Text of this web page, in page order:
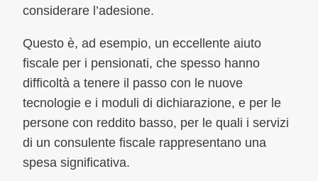
considerare l’adesione.
Questo è, ad esempio, un eccellente aiuto
fiscale per i pensionati, che spesso hanno
difficoltà a tenere il passo con le nuove
tecnologie e i moduli di dichiarazione, e per le
persone con reddito basso, per le quali i servizi
di un consulente fiscale rappresentano una
spesa significativa.